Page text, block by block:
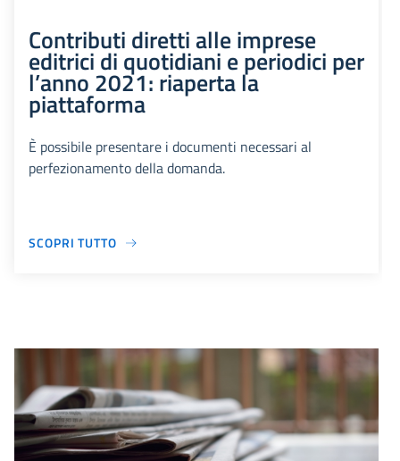
Contributi diretti alle imprese
editrici di quotidiani e periodici per
l’anno 2021: riaperta la
piattaforma
È possibile presentare i documenti necessari al
perfezionamento della domanda.
SCOPRI TUTTO